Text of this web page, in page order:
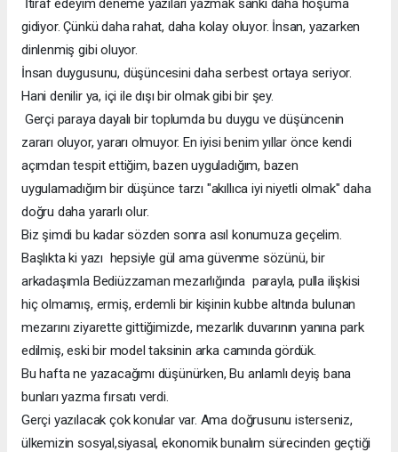
gidiyor. Çünkü daha rahat, daha kolay oluyor. İnsan, yazarken
dinlenmiş gibi oluyor.
İnsan duygusunu, düşüncesini daha serbest ortaya seriyor.
Hani denilir ya, içi ile dışı bir olmak gibi bir şey.
Gerçi paraya dayalı bir toplumda bu duygu ve düşüncenin
zararı oluyor, yararı olmuyor. En iyisi benim yıllar önce kendi
açımdan tespit ettiğim, bazen uyguladığım, bazen
uygulamadığım bir düşünce tarzı "akıllıca iyi niyetli olmak" daha
doğru daha yararlı olur.
Biz şimdi bu kadar sözden sonra asıl konumuza geçelim.
Başlıkta ki yazı hepsiyle gül ama güvenme sözünü, bir
arkadaşımla Bediüzzaman mezarlığında parayla, pulla ilişkisi
hiç olmamış, ermiş, erdemli bir kişinin kubbe altında bulunan
mezarını ziyarette gittiğimizde, mezarlık duvarının yanına park
edilmiş, eski bir model taksinin arka camında gördük.
Bu hafta ne yazacağımı düşünürken, Bu anlamlı deyiş bana
bunları yazma fırsatı verdi.
Gerçi yazılacak çok konular var. Ama doğrusunu isterseniz,
ülkemizin sosyal,siyasal, ekonomik bunalım sürecinden geçtiği